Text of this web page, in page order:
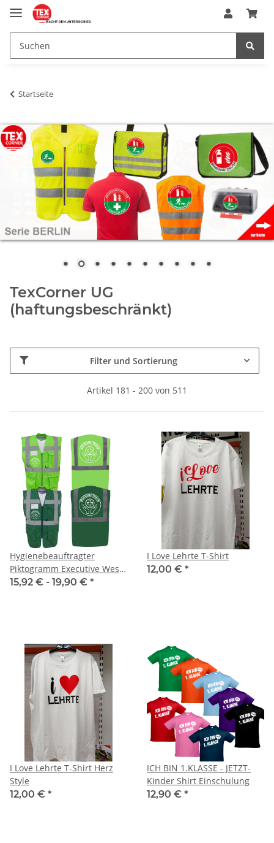
Startseite
TexCorner UG
(haftungsbeschränkt)
Filter und Sortierung
Artikel 181 - 200 von 511
Hygienebeauftragter
Piktogramm Executive Weste
mit vielen Taschen S-3XL
15,92 € - 19,90 € *
I Love Lehrte T-Shirt
12,00 € *
I Love Lehrte T-Shirt Herz
Style
12,00 € *
ICH BIN 1.KLASSE - JETZT-
Kinder Shirt Einschulung
12,90 € *